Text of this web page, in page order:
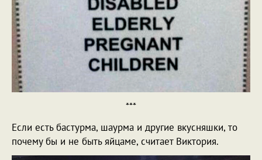
***
Если есть бастурма, шаурма и другие вкусняшки, то
почему бы и не быть яйцаме, считает Виктория.